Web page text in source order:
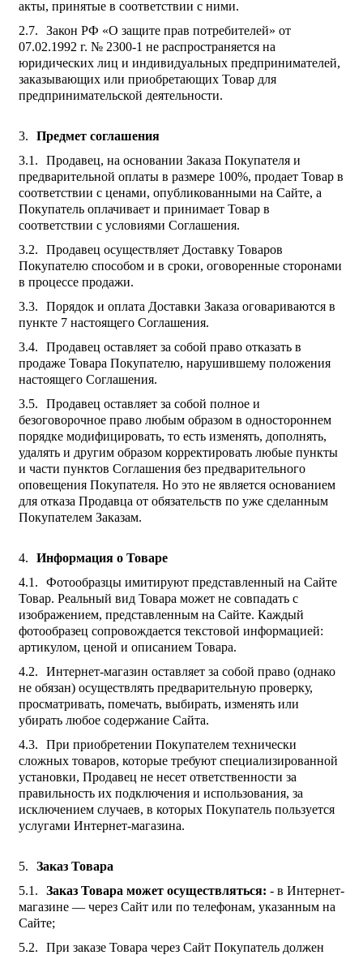
акты, принятые в соответствии с ними.
Закон РФ «О защите прав потребителей» от
07.02.1992 г. № 2300-1 не распространяется на
юридических лиц и индивидуальных предпринимателей,
заказывающих или приобретающих Товар для
предпринимательской деятельности.
Предмет соглашения
Продавец, на основании Заказа Покупателя и
предварительной оплаты в размере 100%, продает Товар в
соответствии с ценами, опубликованными на Сайте, а
Покупатель оплачивает и принимает Товар в
соответствии с условиями Соглашения.
Продавец осуществляет Доставку Товаров
Покупателю способом и в сроки, оговоренные сторонами
в процессе продажи.
Порядок и оплата Доставки Заказа оговариваются в
пункте 7 настоящего Соглашения.
Продавец оставляет за собой право отказать в
продаже Товара Покупателю, нарушившему положения
настоящего Соглашения.
Продавец оставляет за собой полное и
безоговорочное право любым образом в одностороннем
порядке модифицировать, то есть изменять, дополнять,
удалять и другим образом корректировать любые пункты
и части пунктов Соглашения без предварительного
оповещения Покупателя. Но это не является основанием
для отказа Продавца от обязательств по уже сделанным
Покупателем Заказам.
Информация о Товаре
Фотообразцы имитируют представленный на Сайте
Товар. Реальный вид Товара может не совпадать с
изображением, представленным на Сайте. Каждый
фотообразец сопровождается текстовой информацией:
артикулом, ценой и описанием Товара.
Интернет-магазин оставляет за собой право (однако
не обязан) осуществлять предварительную проверку,
просматривать, помечать, выбирать, изменять или
убирать любое содержание Сайта.
При приобретении Покупателем технически
сложных товаров, которые требуют специализированной
установки, Продавец не несет ответственности за
правильность их подключения и использования, за
исключением случаев, в которых Покупатель пользуется
услугами Интернет-магазина.
Заказ Товара
Заказ Товара может осуществляться: - в Интернет-
магазине — через Сайт или по телефонам, указанным на
Сайте;
При заказе Товара через Сайт Покупатель должен